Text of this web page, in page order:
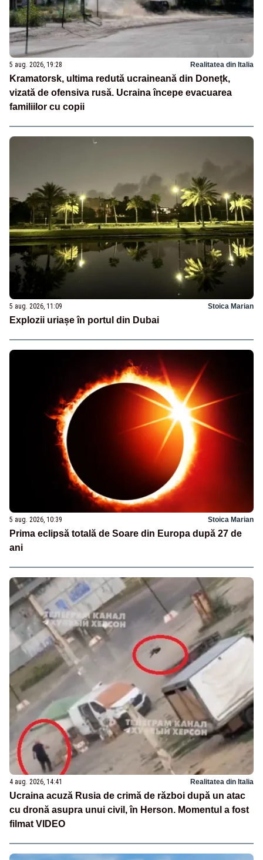
5 aug. 2026, 19:28 Realitatea din Italia
Kramatorsk, ultima redută ucraineană din Donețk,
vizată de ofensiva rusă. Ucraina începe evacuarea
familiilor cu copii
5 aug. 2026, 11:09 Stoica Marian
Explozii uriașe în portul din Dubai
5 aug. 2026, 10:39 Stoica Marian
Prima eclipsă totală de Soare din Europa după 27 de
ani
4 aug. 2026, 14:41 Realitatea din Italia
Ucraina acuză Rusia de crimă de război după un atac
cu dronă asupra unui civil, în Herson. Momentul a fost
filmat VIDEO